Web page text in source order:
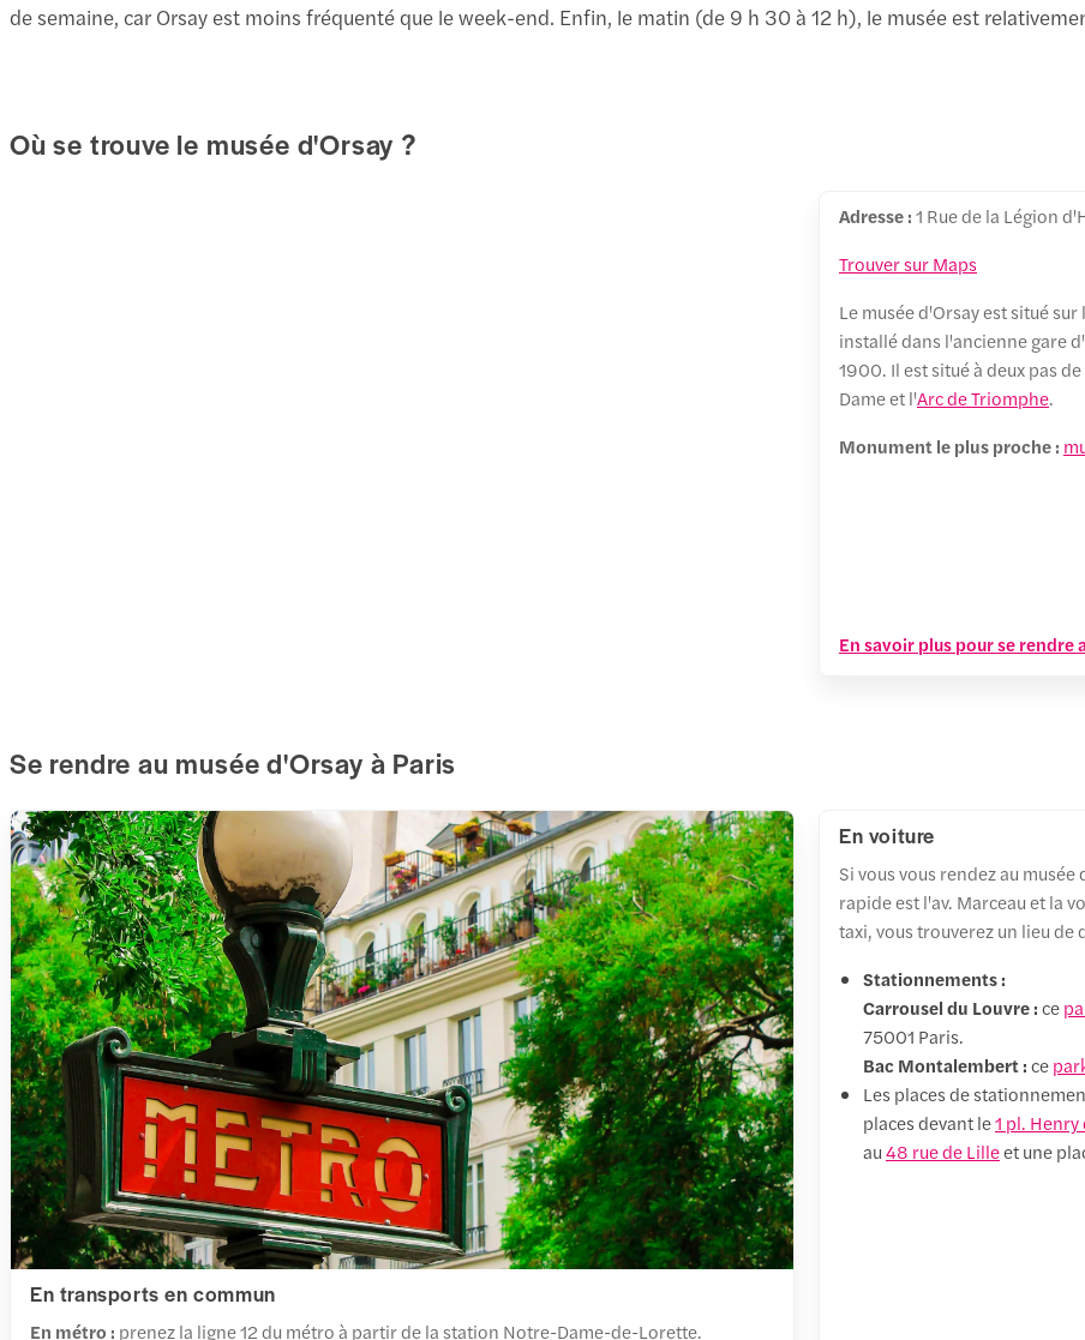
de semaine, car Orsay est moins fréquenté que le week-end. Enfin, le matin (de 9 h 30 à 12 h), le musée est
Où se trouve le musée d'Orsay ?
Adresse :1 Rue de la Légion
Trouver sur Maps
Le musée d'Orsay est situé
installé dans l'ancienne gare
1900. Il est situé à deux pas
Dame et l'Arc de Triomphe.
Monument le plus proche :
En savoir plus pour se rendre
Se rendre au musée d'Orsay à Paris
En transports en commun
En métro : prenez la ligne 12 du métro à partir de la station Notre-Dame-de-Lorette.
En voiture
Si vous vous rendez au
rapide est l'av. Marceau et la
taxi, vous trouverez un lieu de
Stationnements :
Carrousel du Louvre :ce
75001 Paris.
Bac Montalembert :ce
Les places de
places devant le1 pl.
au48 rue de Lilleet une